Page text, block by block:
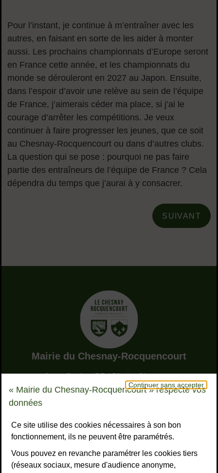
Continuer sans accepter
« Mairie du Chesnay-Rocquencourt » respecte vos
données
Ce site utilise des cookies nécessaires à son bon
fonctionnement, ils ne peuvent être paramétrés.
Vous pouvez en revanche paramétrer les cookies tiers
(réseaux sociaux, mesure d'audience anonyme,
Pour l’instant, je continue à m’entraîner avec les
autres, en faisant en sorte de les aider à monter
aussi. Les prochains championnats d’Europe seront
en France cette année, et les championnats du
monde se dérouleront en 2027 au Japon. Ensuite,
dans l’espoir d’avoir une relève au sein de l’équipe
de France, j’aimerais céder ma place, si j’ai le
courage d’arrêter les compétitions. Je veux
continuer à faire progresser les jeunes, que ce soit
au Chesnay-Rocquencourt ou dans d’autres clubs.
La question qui se pose : pourquoi ne pas faire
partie des entraîneurs de l’équipe de France ? Cela
dépendra du temps que j’aurai à y consacrer.
SUIVANT
Adresse dans le pied de page
Mairie du Chesnay-Rocquencourt
9, rue Pottier - BP 150 - Le Chesnay
78155 Le Chesnay-Rocquencourt cedex
NOUS CONTACTER
S’ABONNER À LA LETTRE D’INFO
Liens réseaux sociaux